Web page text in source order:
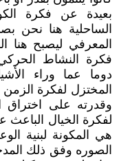
بعيدة عن فكرة
الساحلية هنا نحن
المعرفي ليصبح هنا
فكرة النشاط
دوما عما وراء
المختزل لفكرة
وقدرته على اختراق
لفكرة الخيال الباعث
هي المكونة لبنية
الصوره وفق ذلك